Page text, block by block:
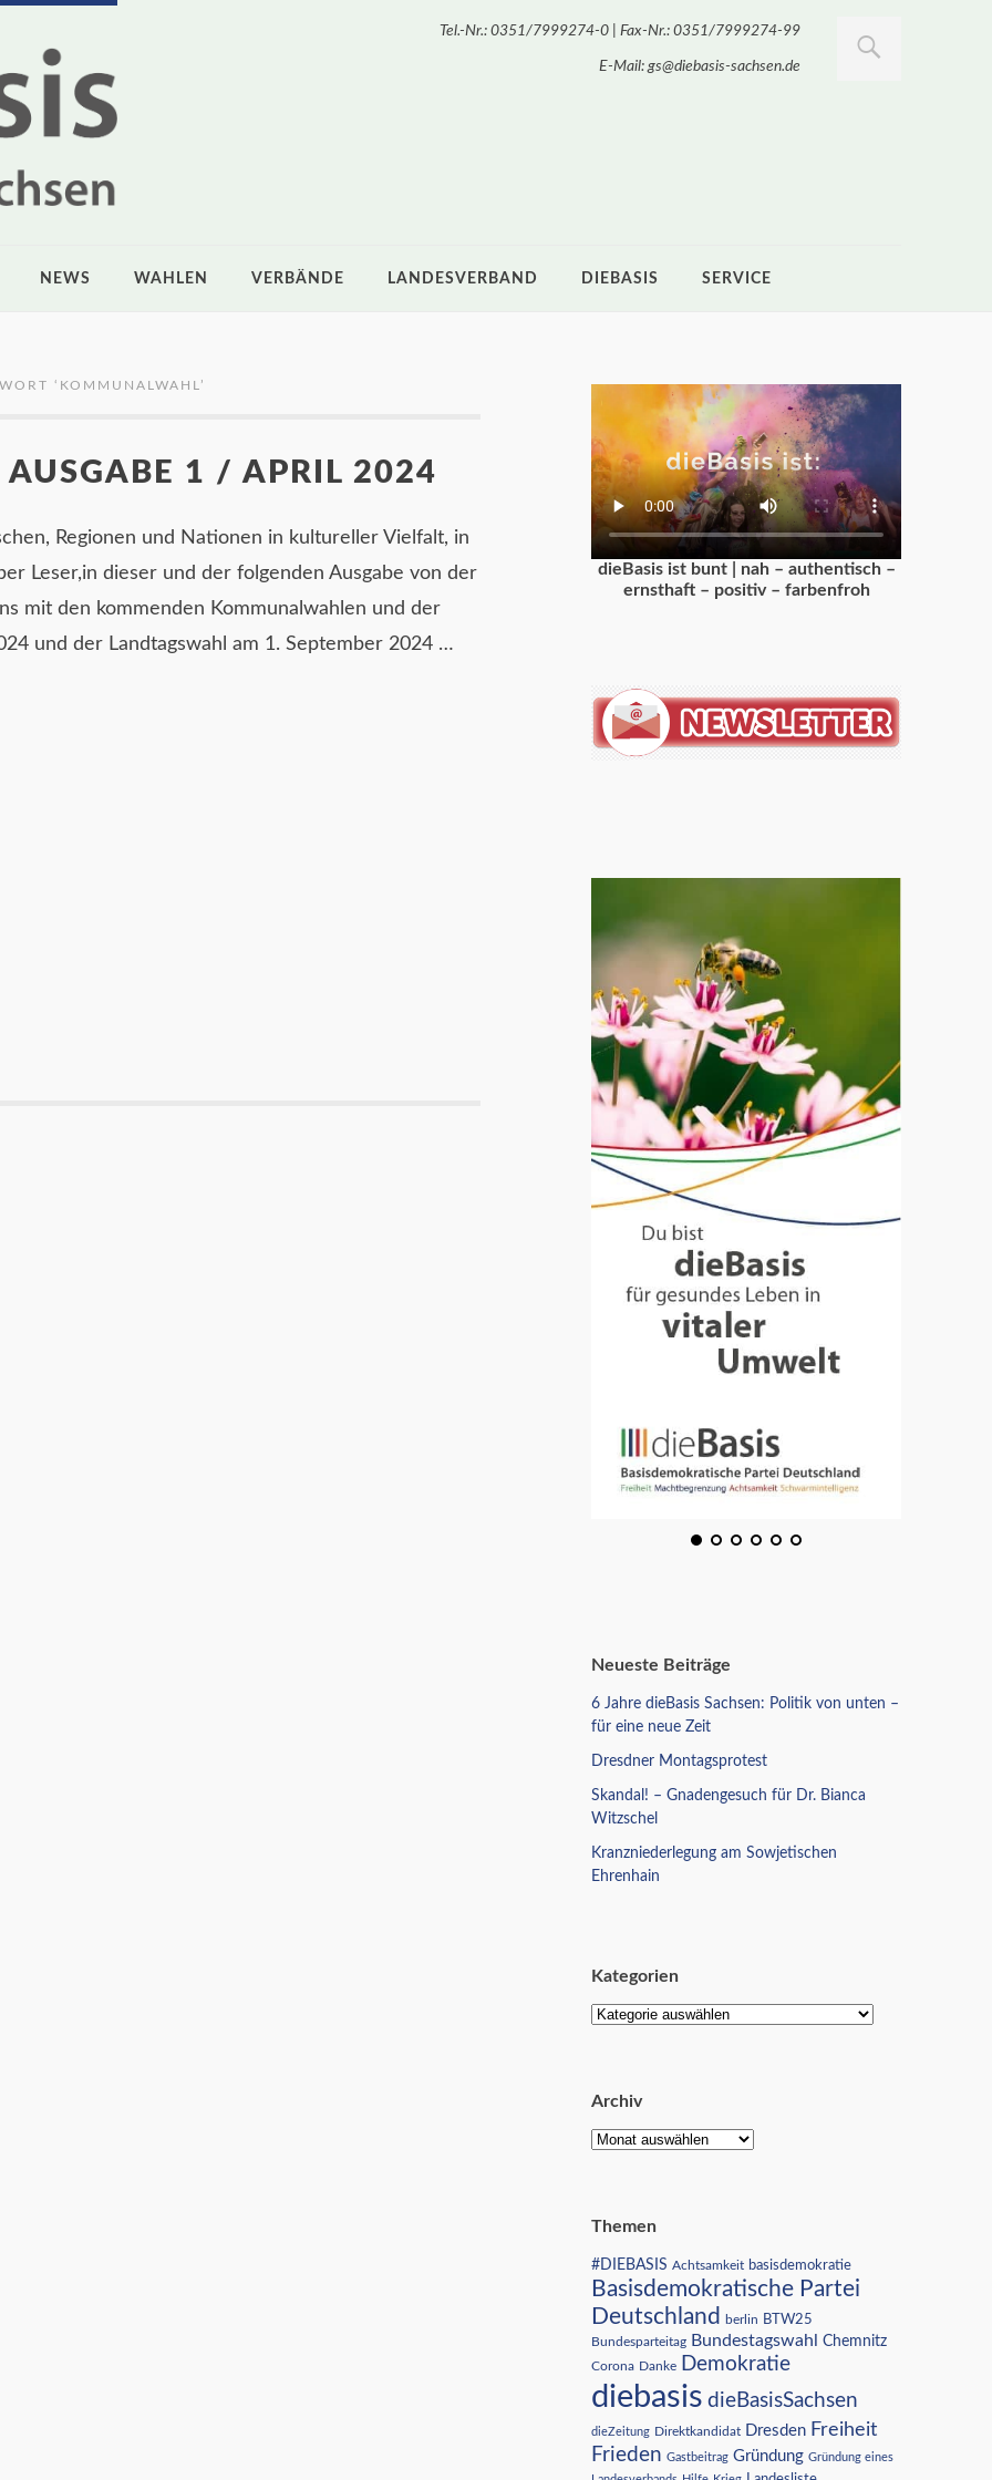
Tel.-Nr.: 0351/7999274-0 | Fax-Nr.: 0351/7999274-99
E-Mail: gs@diebasis-sachsen.de
NEWS WAHLEN VERBÄNDE LANDESVERBAND DIEBASIS SERVICE
‘ KOMMUNALWAHL ’
AUSGABE 1 / APRIL 2024
Regionen und Nationen in kultureller Vielfalt, in
Leser,in dieser und der folgenden Ausgabe von der
mit den kommenden Kommunalwahlen und der
und der Landtagswahl am 1. September 2024 …
dieBasis ist bunt | nah – authentisch –
ernsthaft – positiv – farbenfroh
Neueste Beiträge
6 Jahre dieBasis Sachsen: Politik von unten –
für eine neue Zeit
Dresdner Montagsprotest
Skandal! – Gnadengesuch für Dr. Bianca
Witzschel
Kranzniederlegung am Sowjetischen
Ehrenhain
Kategorien
Archiv
Themen
#DIEBASIS Achtsamkeit basisdemokratie
Basisdemokratische Partei
Deutschland
berlin BTW25
Bundesparteitag Bundestagswahl Chemnitz
Corona Danke Demokratie
diebasis dieBasisSachsen
dieZeitung Direktkandidat Dresden Freiheit
Frieden Gastbeitrag Gründung Gründung eines